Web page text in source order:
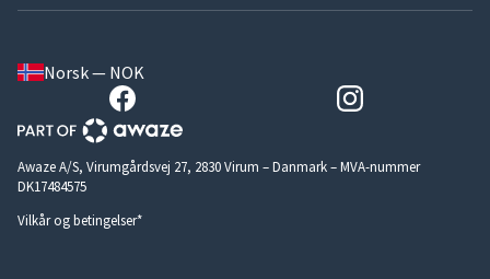
Norsk — NOK
Awaze A/S, Virumgårdsvej 27, 2830 Virum – Danmark – MVA-nummer
DK17484575
Vilkår og betingelser*